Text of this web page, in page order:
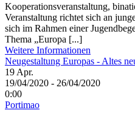
Kooperationsveranstaltung,
Veranstaltung richtet sich an
sich im Rahmen einer
Thema „Europa [...]
Weitere Informationen
Neugestaltung Europas - Altes
19 Apr.
19/04/2020 - 26/04/2020
0:00
Portimao